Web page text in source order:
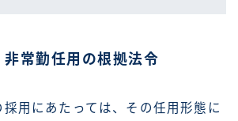
非常勤任用の根拠法令
用にあたっては、その任用形態に